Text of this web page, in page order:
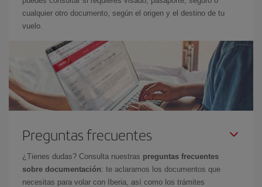
cualquier otro documento, según el origen y el destino de tu
vuelo.
Preguntas frecuentes
¿Tienes dudas? Consulta nuestras preguntas frecuentes
sobre documentación: te aclaramos los documentos que
necesitas para volar con Iberia, así como los trámites